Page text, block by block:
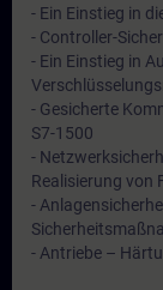
- Ein Einstieg in
- Controller-
- Ein Einstieg in
- Gesicherte
S7-1500
-
Realisierung von
-
- Antriebe –